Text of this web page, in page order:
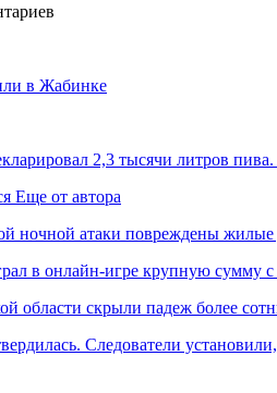
в Жабинке
2,3 тысячи литров
Еще от автора
ночной атаки повреждены
в онлайн-игре крупную сумму
области скрыли падеж более
Следователи